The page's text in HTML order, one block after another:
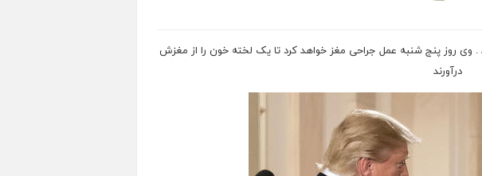
وی روز پنج شنبه عمل جراحی مغز خواهد کرد تا یک لخته خون را از مغزش
درآورند